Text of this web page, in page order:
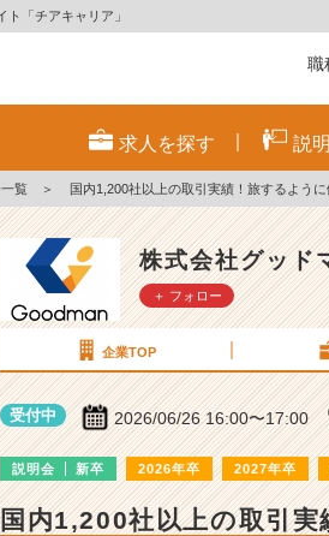
「チアキャリア」
求人を探す 説
覧 ＞ 国内1,200社以上の取引実績！旅するよう
株式会社グッド
＋ フォロー
企業TOP
受付中 2026/06/26 16:00〜17:00
説明会 新卒 2026年卒 2027年卒
国内1,200社以上の取引